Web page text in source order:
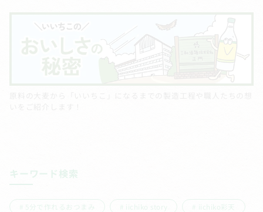
キーワード検索
5分で作れるおつまみ iichiko story iichiko彩天